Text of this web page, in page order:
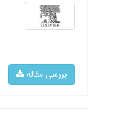
بررسی مقاله